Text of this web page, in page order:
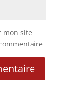
mon site